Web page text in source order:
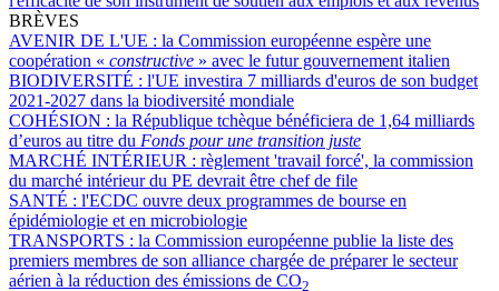
BRÈVES
AVENIR DE L'UE : la Commission européenne espère une
coopération « constructive » avec le futur gouvernement italien
BIODIVERSITÉ : l'UE investira 7 milliards d'euros de son budget
2021-2027 dans la biodiversité mondiale
COHÉSION : la République tchèque bénéficiera de 1,64 milliards
d’euros au titre du Fonds pour une transition juste
MARCHÉ INTÉRIEUR : règlement 'travail forcé', la commission
du marché intérieur du PE devrait être chef de file
SANTÉ : l'ECDC ouvre deux programmes de bourse en
épidémiologie et en microbiologie
TRANSPORTS : la Commission européenne publie la liste des
premiers membres de son alliance chargée de préparer le secteur
aérien à la réduction des émissions de CO2